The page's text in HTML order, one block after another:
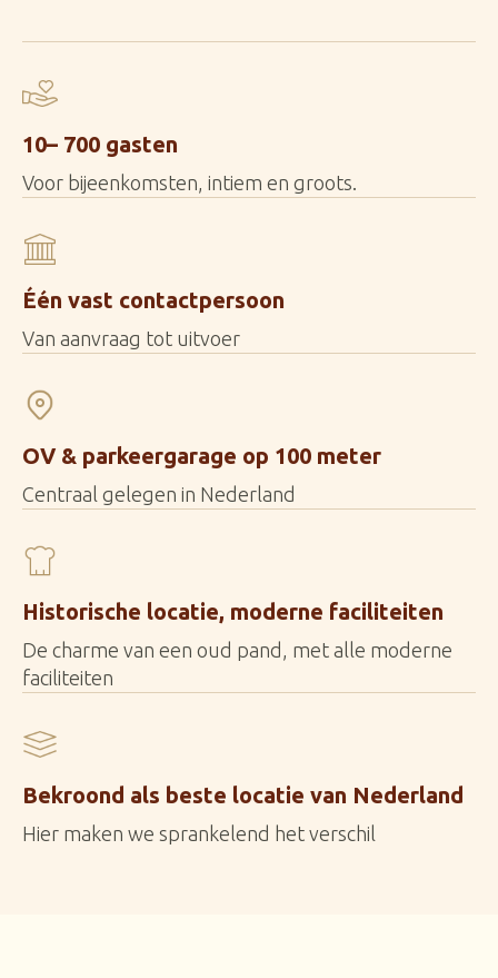
10– 700 gasten
Voor bijeenkomsten, intiem en groots.
Één vast contactpersoon
Van aanvraag tot uitvoer
OV & parkeergarage op 100 meter
Centraal gelegen in Nederland
Historische locatie, moderne faciliteiten
De charme van een oud pand, met alle moderne
faciliteiten
Bekroond als beste locatie van Nederland
Hier maken we sprankelend het verschil